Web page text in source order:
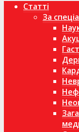
Статті
За